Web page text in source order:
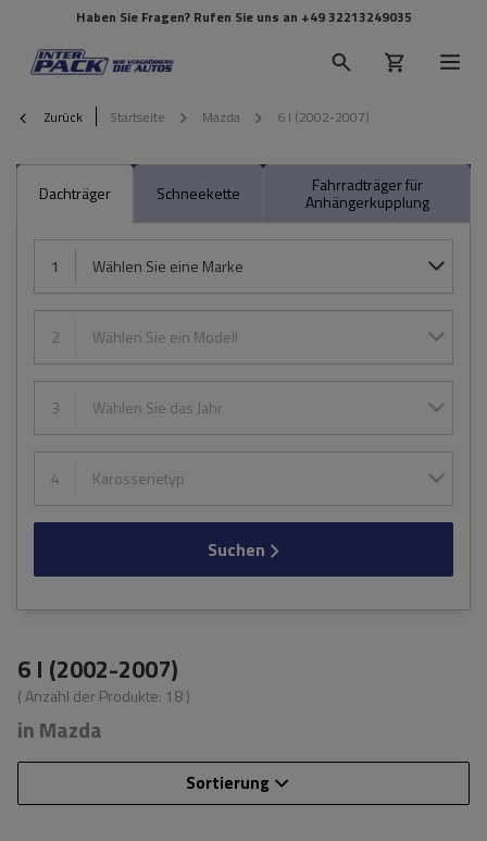
Haben Sie Fragen? Rufen Sie uns an +49 32213249035
Zurück Startseite Mazda 6 I (2002-2007)
Dachträger Schneekette Fahrradträger für
Anhängerkupplung
1 Wählen Sie eine Marke
2 Wählen Sie ein Modell
3 Wählen Sie das Jahr
4 Karosserietyp
Suchen
6 I (2002-2007)
( Anzahl der Produkte: 18)
in Mazda
Sortierung